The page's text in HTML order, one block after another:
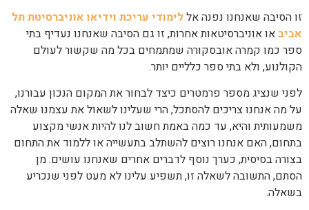
זו הסיבה שאנחנו נפנה אללימודי עריכת וידיאו אוניברסיטת תל
אביבאו אוניברסיטאות אחרות, זו גם הסיבה שאנחנו נעדיף בתי
ספר כמו קמרה אובסקורה שמתמחים בכל מה שקשור לעולם
הקולנוע, ולא בתי ספר כלליים יותר.
לפני שנציג מספר פרמטרים כיצד לבחור את המקום הנכון עבורנו,
על מה אנחנו צריכים להסתכל, הרי שעלינו לשאול את עצמנו שאלה
משמעותית והיא, עד כמה באמת חשוב לנו להיות אנשי מקצוע
בתחום, האם אנחנו רוצים להשתלב בתעשייה או ללמוד את התחום
בצורה בסיסית, כערך נוסף לדברים אחרים שאנחנו עושים. מן
הסתם, התשובה לשאלה זו, תשפיע עלינו לא מעט לפני שנכריע
בשאלה.